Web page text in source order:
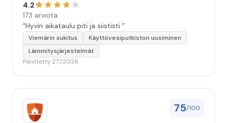
4.2
173 arviota
“Hyvin aikataulu piti ja siististi ”
Viemärin sukitus
Käyttövesiputkiston uusiminen
Lämmitysjärjestelmät
Päivitetty 27.7.2026
75/100